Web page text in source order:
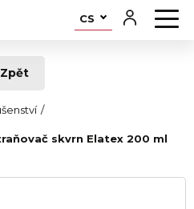
CS
Zpět
skvrn Elatex 200 ml